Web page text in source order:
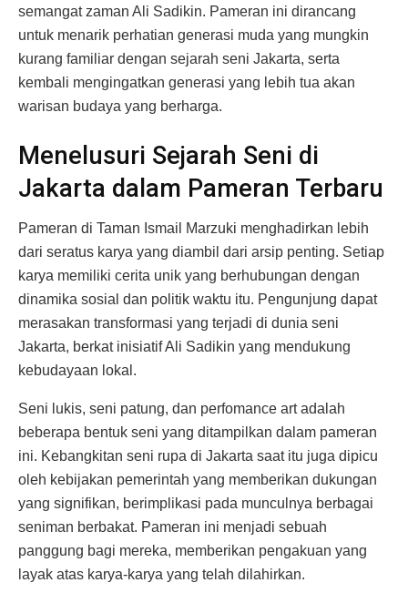
semangat zaman Ali Sadikin. Pameran ini dirancang
untuk menarik perhatian generasi muda yang mungkin
kurang familiar dengan sejarah seni Jakarta, serta
kembali mengingatkan generasi yang lebih tua akan
warisan budaya yang berharga.
Menelusuri Sejarah Seni di
Jakarta dalam Pameran Terbaru
Pameran di Taman Ismail Marzuki menghadirkan lebih
dari seratus karya yang diambil dari arsip penting. Setiap
karya memiliki cerita unik yang berhubungan dengan
dinamika sosial dan politik waktu itu. Pengunjung dapat
merasakan transformasi yang terjadi di dunia seni
Jakarta, berkat inisiatif Ali Sadikin yang mendukung
kebudayaan lokal.
Seni lukis, seni patung, dan perfomance art adalah
beberapa bentuk seni yang ditampilkan dalam pameran
ini. Kebangkitan seni rupa di Jakarta saat itu juga dipicu
oleh kebijakan pemerintah yang memberikan dukungan
yang signifikan, berimplikasi pada munculnya berbagai
seniman berbakat. Pameran ini menjadi sebuah
panggung bagi mereka, memberikan pengakuan yang
layak atas karya-karya yang telah dilahirkan.